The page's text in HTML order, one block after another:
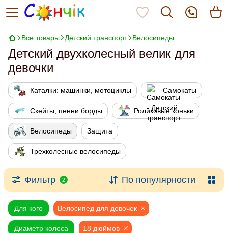
Все товары Детский транспорт Велосипеды
Детский двухколесный велик для
девочки
Каталки: машинки, мотоциклы Самокаты
Скейты, пенни борды Роликовые коньки
Велосипеды Защита
Трехколесные велосипеды
Фильтр 2 По популярности
Для кого Велосипед для девочек
Диаметр колеса 18 дюймов